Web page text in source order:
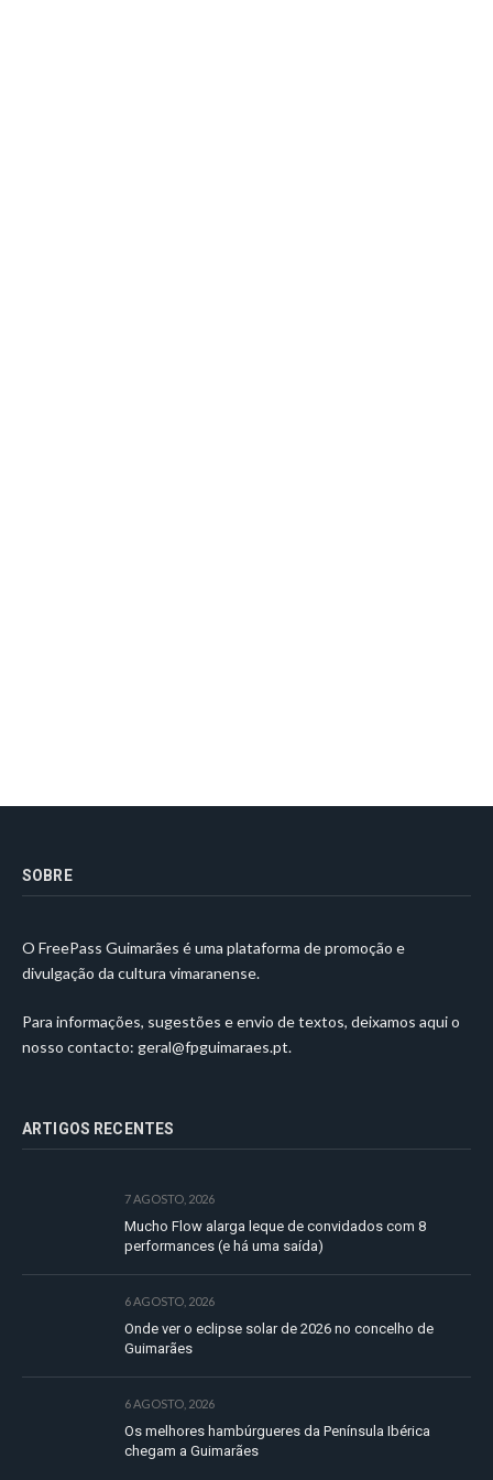
SOBRE
O FreePass Guimarães é uma plataforma de promoção e
divulgação da cultura vimaranense.
Para informações, sugestões e envio de textos, deixamos aqui o
nosso contacto: geral@fpguimaraes.pt.
ARTIGOS RECENTES
7 AGOSTO, 2026
Mucho Flow alarga leque de convidados com 8
performances (e há uma saída)
6 AGOSTO, 2026
Onde ver o eclipse solar de 2026 no concelho de
Guimarães
6 AGOSTO, 2026
Os melhores hambúrgueres da Península Ibérica
chegam a Guimarães